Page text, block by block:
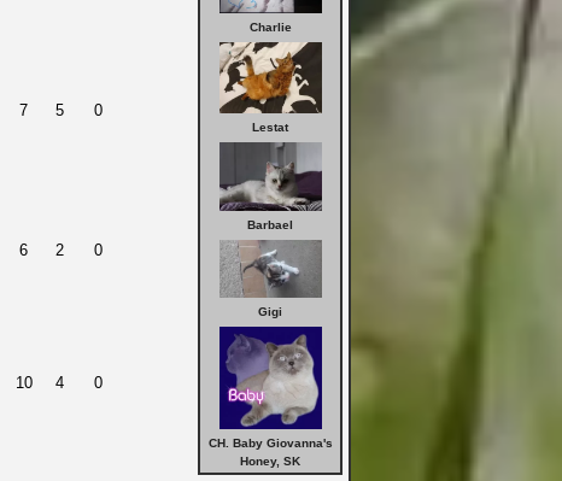
Charlie
Lestat
Barbael
Gigi
CH. Baby Giovanna's
Honey, SK
7 5 0
6 2 0
10 4 0